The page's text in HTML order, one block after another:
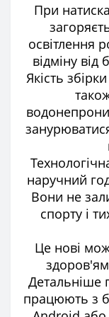
При
освітлення
відміну від
Якість
наручний
Вони не
спорту і
Це нові
Детальніше
працюють з